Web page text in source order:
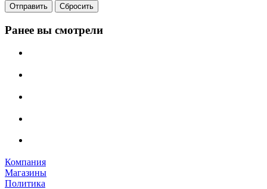
Отправить Сбросить
Ранее вы смотрели
Компания
Магазины
Политика